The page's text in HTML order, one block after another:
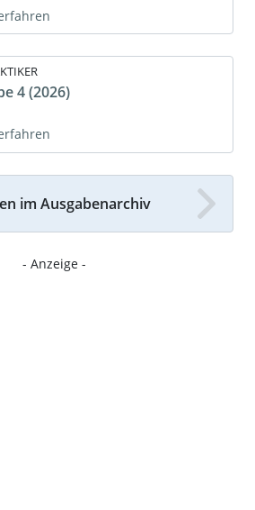
4 (2026)
im Ausgabenarchiv
- Anzeige -